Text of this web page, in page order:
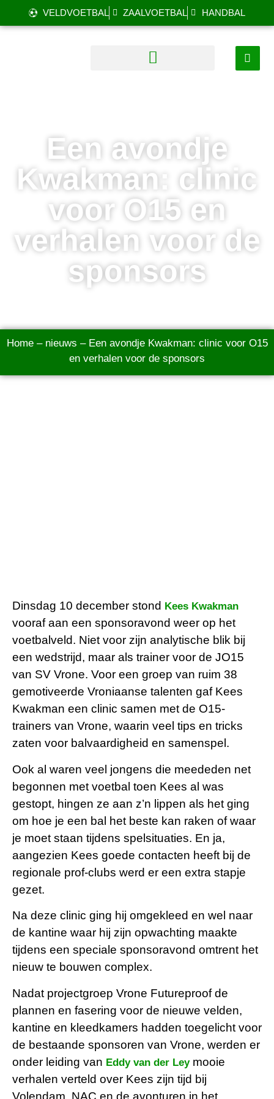
VELDVOETBAL ZAALVOETBAL HANDBAL
Een avondje
Kwakman: clinic
voor O15 en
verhalen voor de
sponsors
Home– nieuws – Een avondje Kwakman: clinic voor O15
en verhalen voor de sponsors
Dinsdag 10 december stond Kees Kwakman
vooraf aan een sponsoravond weer op het
voetbalveld. Niet voor zijn analytische blik bij
een wedstrijd, maar als trainer voor de JO15
van SV Vrone. Voor een groep van ruim 38
gemotiveerde Vroniaanse talenten gaf Kees
Kwakman een clinic samen met de O15-
trainers van Vrone, waarin veel tips en tricks
zaten voor balvaardigheid en samenspel.
Ook al waren veel jongens die meededen net
begonnen met voetbal toen Kees al was
gestopt, hingen ze aan z’n lippen als het ging
om hoe je een bal het beste kan raken of waar
je moet staan tijdens spelsituaties. En ja,
aangezien Kees goede contacten heeft bij de
regionale prof-clubs werd er een extra stapje
gezet.
Na deze clinic ging hij omgekleed en wel naar
de kantine waar hij zijn opwachting maakte
tijdens een speciale sponsoravond omtrent het
nieuw te bouwen complex.
Nadat projectgroep Vrone Futureproof de
plannen en fasering voor de nieuwe velden,
kantine en kleedkamers hadden toegelicht voor
de bestaande sponsoren van Vrone, werden er
onder leiding van Eddy van der Leymooie
verhalen verteld over Kees zijn tijd bij
Volendam, NAC en de avonturen in het